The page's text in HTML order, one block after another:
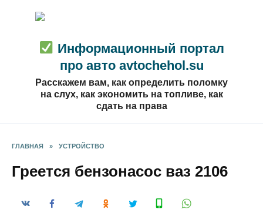
Информационный портал
про авто avtochehol.su
Расскажем вам, как определить поломку
на слух, как экономить на топливе, как
сдать на права
ГЛАВНАЯ » УСТРОЙСТВО
Греется бензонасос ваз 2106